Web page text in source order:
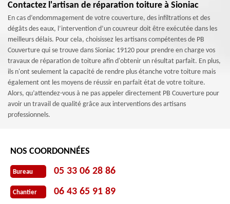
Contactez l'artisan de réparation toiture à Sioniac
En cas d’endommagement de votre couverture, des infiltrations et des
dégâts des eaux, l’intervention d’un couvreur doit être exécutée dans les
meilleurs délais. Pour cela, choisissez les artisans compétentes de PB
Couverture qui se trouve dans Sioniac 19120 pour prendre en charge vos
travaux de réparation de toiture afin d'obtenir un résultat parfait. En plus,
ils n'ont seulement la capacité de rendre plus étanche votre toiture mais
également ont les moyens de réussir en parfait état de votre toiture.
Alors, qu’attendez-vous à ne pas appeler directement PB Couverture pour
avoir un travail de qualité grâce aux interventions des artisans
professionnels.
NOS COORDONNÉES
Bureau 05 33 06 28 86
Chantier 06 43 65 91 89